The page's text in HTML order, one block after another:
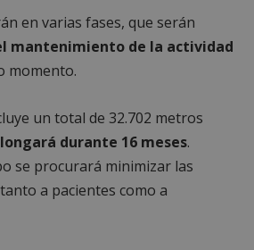
en varias fases, que serán
mantenimiento de la actividad
momento.
un total de 32.702 metros
durante 16 meses.
se procurará minimizar las
a pacientes como a